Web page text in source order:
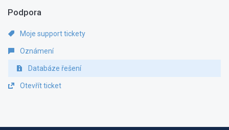
Podpora
Moje support tickety
Oznámení
Databáze řešení
Otevřít ticket